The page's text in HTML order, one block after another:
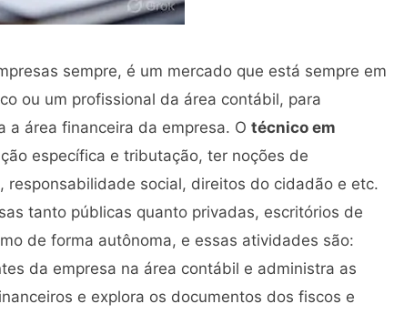
sempre, é um mercado que está sempre em
ou um profissional da área contábil, para
a área financeira da empresa. O técnico em
específica e tributação, ter noções de
social, direitos do cidadão e etc.
tanto públicas quanto privadas, escritórios de
de forma autônoma, e essas atividades são:
da empresa na área contábil e administra as
e explora os documentos dos fiscos e